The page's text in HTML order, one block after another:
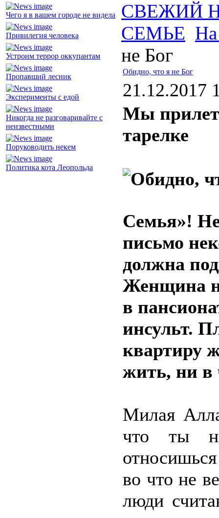
Чего я в вашем городе не видела
Привилегия человека
Устроим террор оккупантам
Пропавший лесник
Эксперименты с едой
Никогда не разговаривайте с
неизвестными
Поруководить некем
Политика кота Леопольда
СВЕЖИЙ
СЕМЬЕ На
не Бог
Обидно, что я не Бог
21.12.2017
Мы
тарелке
Семья»! Не
письмо
должна
Женщина
в
инсульт.
квартиру
жить, ни в
Милая
что ты
во что не
люди